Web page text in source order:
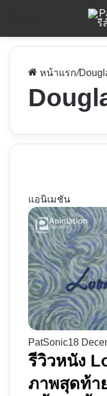
หน้าแรก/
แอนิเมชัน
PatSonic18
รีวิวหนัง
ภาพสุดท้า